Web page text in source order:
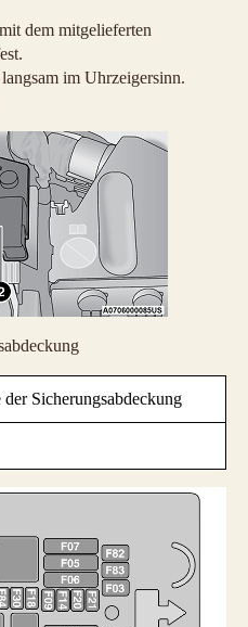
dem mitgelieferten
im Uhrzeigersinn.
Sicherungsabdeckung